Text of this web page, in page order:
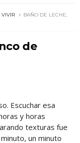
VIVIR
BAÑO DE LECHE,
de
Escuchar esa
y horas
texturas fue
un minuto